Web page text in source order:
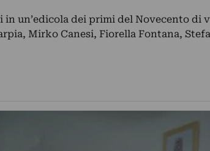
un’edicola dei primi del Novecento di
Mirko Canesi, Fiorella Fontana,